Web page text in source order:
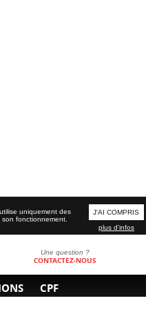
Une question ?
CONTACTEZ-NOUS
CPF
uniquement des
fonctionnement.
J'AI COMPRIS
plus d'infos